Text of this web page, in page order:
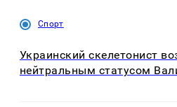
Спорт
Украинский скелетонист
нейтральным статусом